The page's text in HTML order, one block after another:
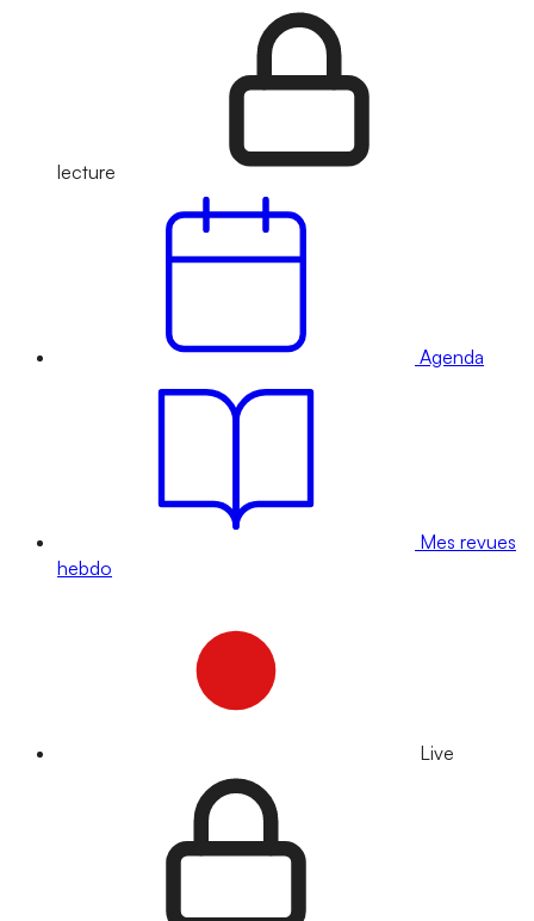
lecture
Agenda
Mes revues
hebdo
Live